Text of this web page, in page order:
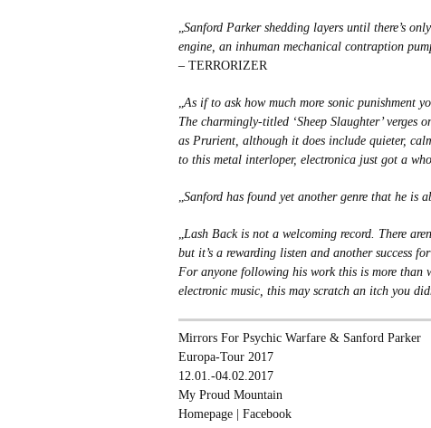
„Sanford Parker shedding layers until there’s
engine, an inhuman mechanical contraption
– TERRORIZER
„As if to ask how much more sonic punishment
The charmingly-titled ‘Sheep Slaughter’ verges
as Prurient, although it does include quieter,
to this metal interloper, electronica just got a
„Sanford has found yet another genre that he is
„Lash Back is not a welcoming record. There
but it’s a rewarding listen and another success
For anyone following his work this is more than
electronic music, this may scratch an itch you
Mirrors For Psychic Warfare & Sanford Parker
Europa-Tour 2017
12.01.-04.02.2017
My Proud Mountain
Homepage | Facebook